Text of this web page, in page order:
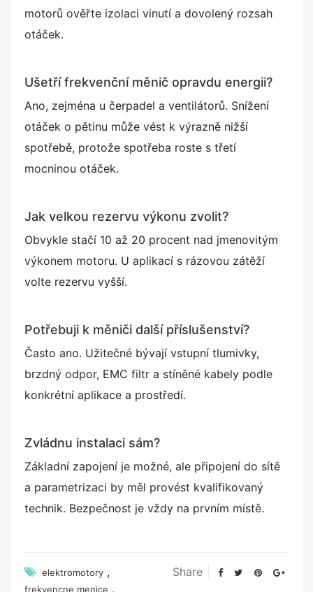
motorů ověřte izolaci vinutí a dovolený rozsah
otáček.
Ušetří frekvenční měnič opravdu energii?
Ano, zejména u čerpadel a ventilátorů. Snížení
otáček o pětinu může vést k výrazně nižší
spotřebě, protože spotřeba roste s třetí
mocninou otáček.
Jak velkou rezervu výkonu zvolit?
Obvykle stačí 10 až 20 procent nad jmenovitým
výkonem motoru. U aplikací s rázovou zátěží
volte rezervu vyšší.
Potřebuji k měniči další příslušenství?
Často ano. Užitečné bývají vstupní tlumivky,
brzdný odpor, EMC filtr a stíněné kabely podle
konkrétní aplikace a prostředí.
Zvládnu instalaci sám?
Základní zapojení je možné, ale připojení do sítě
a parametrizaci by měl provést kvalifikovaný
technik. Bezpečnost je vždy na prvním místě.
elektromotory ,
frekvencne menice ,
Share